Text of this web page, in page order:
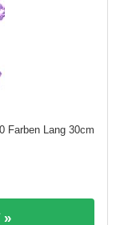
Farben Lang 30cm
»